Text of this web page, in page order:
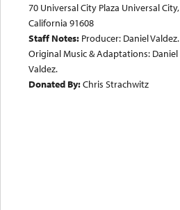
70 Universal City Plaza Universal City,
California 91608
Staff Notes: Producer: Daniel Valdez.
Original Music & Adaptations: Daniel
Valdez.
Donated By:Chris Strachwitz